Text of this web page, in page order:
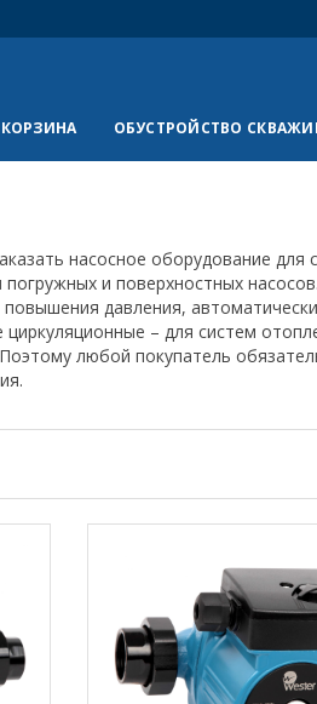
КОРЗИНА ОБУСТРОЙСТВО
насосное оборудование для
и поверхностных
давления,
– для систем
любой покупатель